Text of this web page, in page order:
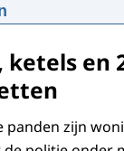
mp4
en
panden zijn